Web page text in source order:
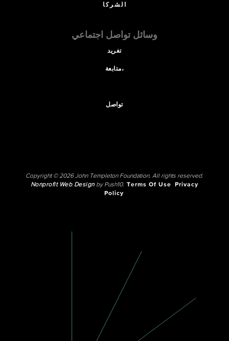
الشركا
وسائل تواصل اجتماعي
تغريد
متابعة،
تواصل
Copyright © 2026 John Templeton Foundation. All rights reserved.
Nonprofit Web Designby Push10. Terms Of Use
Privacy
Policy